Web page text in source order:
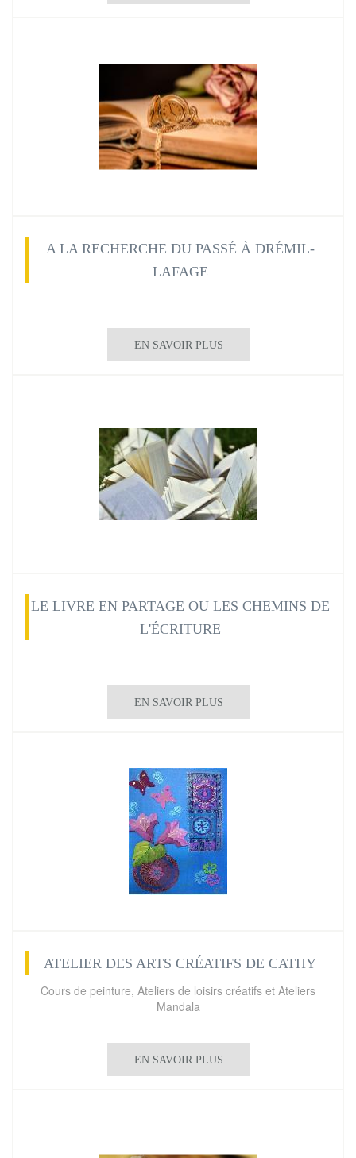
A LA RECHERCHE DU PASSÉ À DRÉMIL-
LAFAGE
EN SAVOIR PLUS
LE LIVRE EN PARTAGE OU LES CHEMINS DE
L'ÉCRITURE
EN SAVOIR PLUS
ATELIER DES ARTS CRÉATIFS DE CATHY
Cours de peinture, Ateliers de loisirs créatifs et Ateliers
Mandala
EN SAVOIR PLUS